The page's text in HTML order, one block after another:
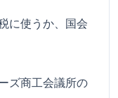
に使うか、国会
ズ商工会議所の